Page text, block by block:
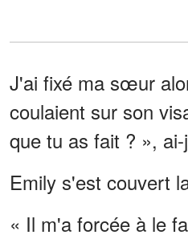
J'ai fixé ma sœur
coulaient sur son
que tu as fait ? »,
Emily s'est couvert
« Il m'a forcée à le